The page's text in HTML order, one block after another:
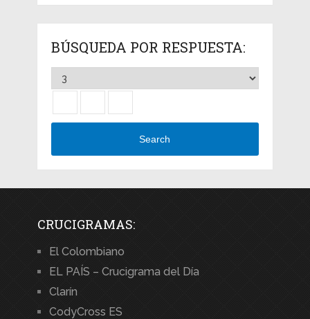
BÚSQUEDA POR RESPUESTA:
Search
CRUCIGRAMAS:
El Colombiano
EL PAÍS – Crucigrama del Día
Clarín
CodyCross ES